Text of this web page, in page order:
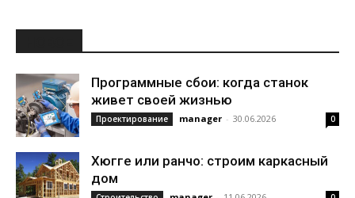
Программные сбои: когда станок
живет своей жизнью
Проектирование manager - 30.06.2026 0
Хюгге или ранчо: строим каркасный
дом